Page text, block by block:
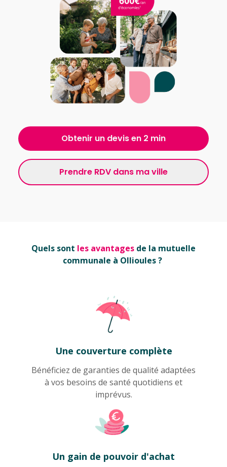
Obtenir un devis en 2 min
Prendre RDV dans ma ville
Quels sont les avantages de la mutuelle
communale à Ollioules ?
Une couverture complète
Bénéficiez de garanties de qualité adaptées
à vos besoins de santé quotidiens et
imprévus.
Un gain de pouvoir d'achat